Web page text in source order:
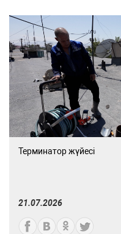
Терминатор жүйесі
21.07.2026